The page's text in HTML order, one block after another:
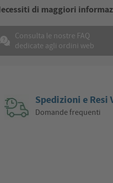
di maggiori
Consulta le nostre FAQ
dedicate agli ordini web
Spedizioni e Resi
Domande frequenti